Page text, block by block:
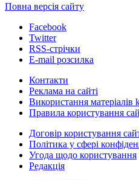
Повна версія сайту
Facebook
Twitter
RSS-стрічки
E-mail розсилка
Контакти
Реклама на сайті
Використання матеріалів
Правила користування
Договір користування
Політика у сфері
Угода щодо користування
Редакція